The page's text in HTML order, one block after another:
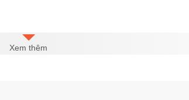
Xem thêm